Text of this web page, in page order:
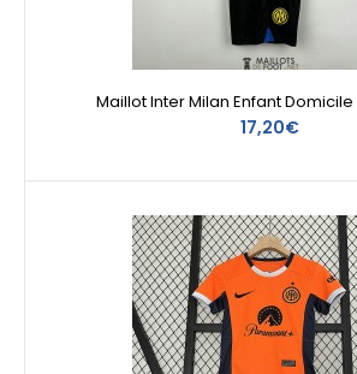
Maillot Inter Milan Enfant
17,20€